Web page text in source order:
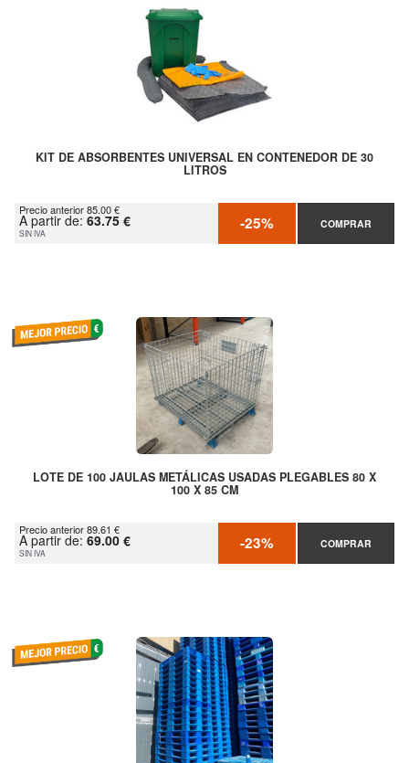
KIT DE ABSORBENTES UNIVERSAL EN CONTENEDOR DE 30
LITROS
Precio anterior 85.00 €
A partir de: 63.75 €
SIN IVA -25% COMPRAR
LOTE DE 100 JAULAS METÁLICAS USADAS PLEGABLES 80 X
100 X 85 CM
Precio anterior 89.61 €
A partir de: 69.00 €
SIN IVA -23% COMPRAR